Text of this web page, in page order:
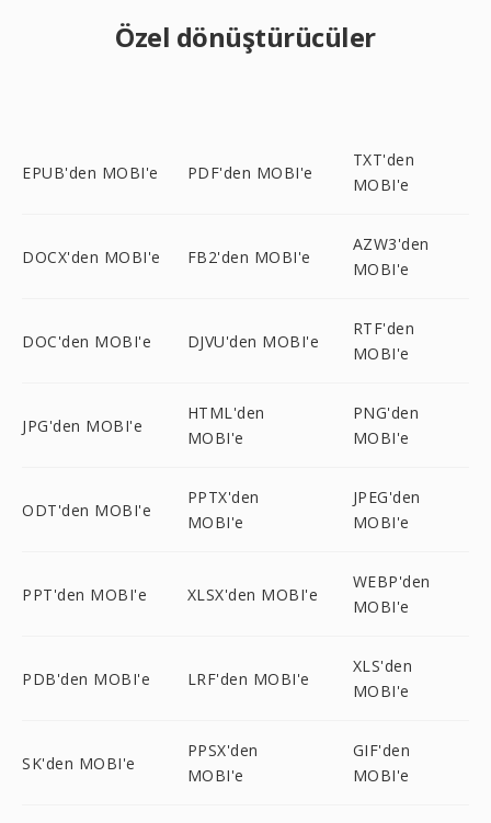
Özel dönüştürücüler
EPUB'den MOBI'e PDF'den MOBI'e
TXT'den
MOBI'e
DOCX'den MOBI'e FB2'den MOBI'e
AZW3'den
MOBI'e
DOC'den MOBI'e DJVU'den MOBI'e
RTF'den
MOBI'e
JPG'den MOBI'e
HTML'den
MOBI'e
PNG'den
MOBI'e
ODT'den MOBI'e
PPTX'den
MOBI'e
JPEG'den
MOBI'e
PPT'den MOBI'e XLSX'den MOBI'e
WEBP'den
MOBI'e
PDB'den MOBI'e LRF'den MOBI'e
XLS'den
MOBI'e
SK'den MOBI'e
PPSX'den
MOBI'e
GIF'den
MOBI'e